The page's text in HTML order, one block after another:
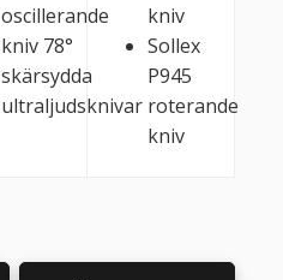
oscillerande
kniv 78°
skärsydda
ultraljudsknivar
kniv
Sollex
P945
roterande
kniv